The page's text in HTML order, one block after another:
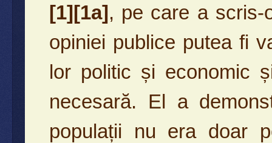
[1][1a], pe care a scris-
opiniei publice putea fi
lor politic și economic
necesară. El a
populații nu era doar